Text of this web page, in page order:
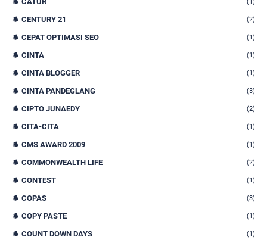
CENTURY 21 (2)
CEPAT OPTIMASI SEO (1)
CINTA (1)
CINTA BLOGGER (1)
CINTA PANDEGLANG (3)
CIPTO JUNAEDY (2)
CITA-CITA (1)
CMS AWARD 2009 (1)
COMMONWEALTH LIFE (2)
CONTEST (1)
COPAS (3)
COPY PASTE (1)
COUNT DOWN DAYS (1)